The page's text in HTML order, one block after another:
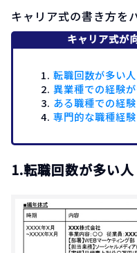
キャリア式の書き方を
キャリア式が
転職回数が多い人
異業種での経験
ある職種での経
専門的な職種経
1.転職回数が多い人